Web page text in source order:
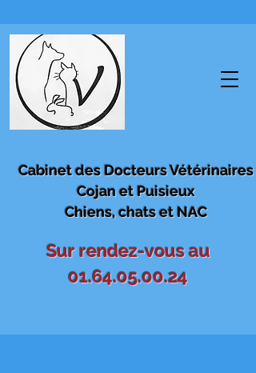
Cabinet des Docteurs Vétérinaires
Cojan et Puisieux
Chiens, chats et NAC
Sur rendez-vous au
01.64.05.00.24